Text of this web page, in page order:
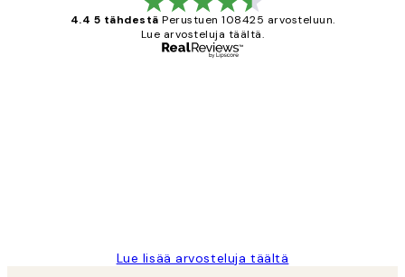
4.4 5 tähdestä Perustuen 108425 arvosteluun.
Lue arvosteluja täältä.
Lue lisää arvosteluja täältä